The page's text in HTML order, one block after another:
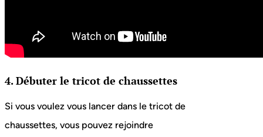
4. Débuter le tricot de chaussettes
Si vous voulez vous lancer dans le tricot de
chaussettes, vous pouvez rejoindre